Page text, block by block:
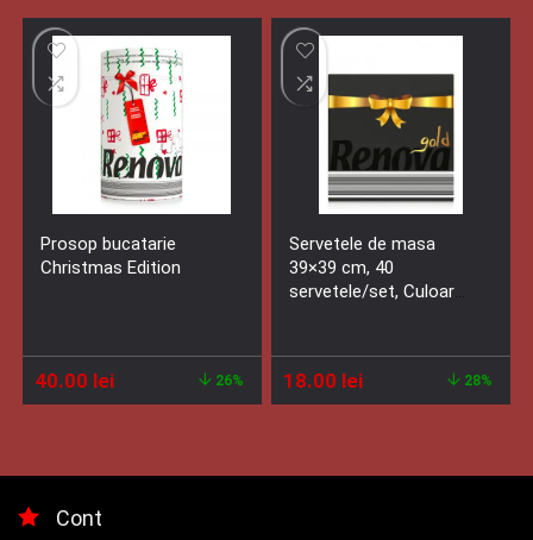
Prosop bucatarie
Christmas Edition
Prețul
inițial
54.00 lei.
40.00 leiPrețul
curent
26%
Servetele de masa
39×39 cm, 40
servetele/set, Culoare
Prețul
inițial
25.00 lei.
18.00 leiPrețul
curent
28%
Cont